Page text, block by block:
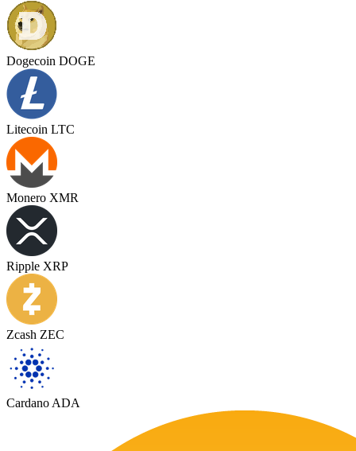
Dogecoin DOGE
Litecoin LTC
Monero XMR
Ripple XRP
Zcash ZEC
Cardano ADA